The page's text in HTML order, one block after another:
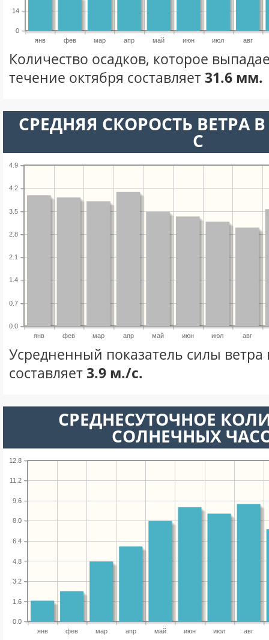
янв фев мар апр май июн июл авг
0
14
Количество осадков, которое
течение октября составляет31.6 мм.
СРЕДНЯЯ СКОРОСТЬ ВЕТРА
С
янв фев мар апр май июн июл авг
0.0
0.7
1.4
2.1
2.8
3.5
4.2
4.9
Усредненный показатель силы ветра
составляет3.9 м./с.
СРЕДНЕСУТОЧНОЕ
СОЛНЕЧНЫХ
янв фев мар апр май июн июл авг
0.0
1.6
3.2
4.8
6.4
8.0
9.6
11.2
12.8